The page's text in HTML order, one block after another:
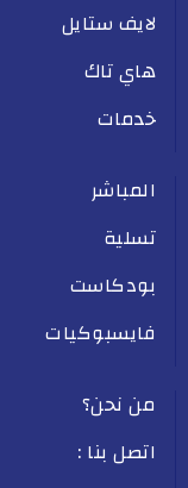
لايف ستايل
هاي تاك
خدمات
المباشر
تسلية
بودكاست
فايسبوكيات
من نحن؟
اتصل بنا :